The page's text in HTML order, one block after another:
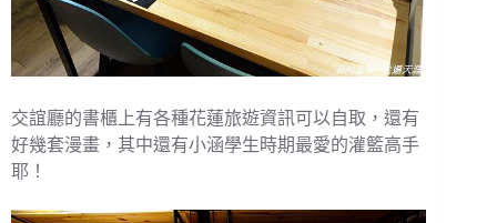
交誼廳的書櫃上有各種花蓮旅遊資訊可以自取，還有
好幾套漫畫，其中還有小涵學生時期最愛的灌籃高手
耶！